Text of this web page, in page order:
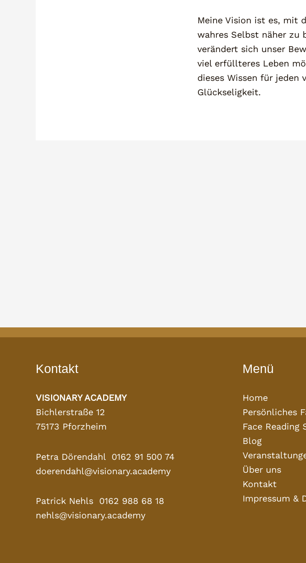
Meine Vision ist es, mit
wahres Selbst näher zu
verändert sich unser
viel erfüllteres Leben
dieses Wissen für jeden
Glückseligkeit.
Kontakt
VISIONARY ACADEMY
Bichlerstraße 12
75173 Pforzheim
Petra Dörendahl 0162 91 500 74
doerendahl@visionary.academy
Patrick Nehls 0162 988 68 18
nehls@visionary.academy
Menü
Home
Persönliches
Face Reading
Blog
Über uns
Kontakt
Impressum &